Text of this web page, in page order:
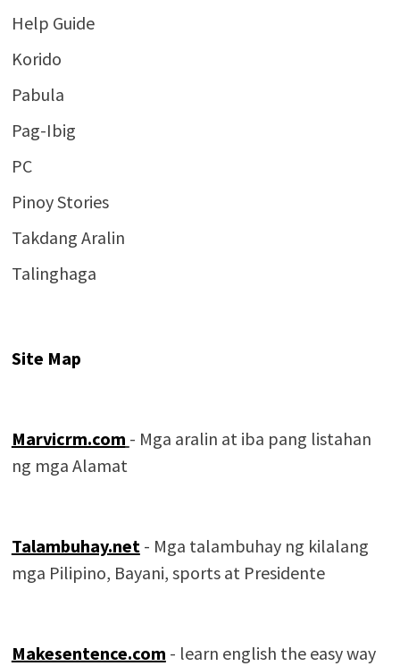
Help Guide
Korido
Pabula
Pag-Ibig
PC
Pinoy Stories
Takdang Aralin
Talinghaga
Site Map
Marvicrm.com - Mga aralin at iba pang listahan
ng mga Alamat
Talambuhay.net- Mga talambuhay ng kilalang
mga Pilipino, Bayani, sports at Presidente
Makesentence.com - learn english the easy way